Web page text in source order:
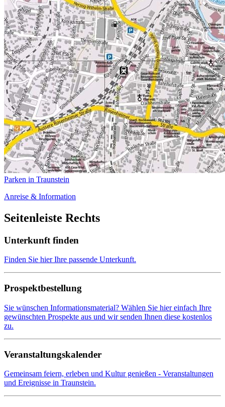
Parken in Traunstein
Anreise & Information
Seitenleiste Rechts
Unterkunft finden
Finden Sie hier Ihre passende Unterkunft.
Prospektbestellung
Sie wünschen Informationsmaterial? Wählen Sie hier einfach Ihre
gewünschten Prospekte aus und wir senden Ihnen diese kostenlos
zu.
Veranstaltungskalender
Gemeinsam feiern, erleben und Kultur genießen - Veranstaltungen
und Ereignisse in Traunstein.